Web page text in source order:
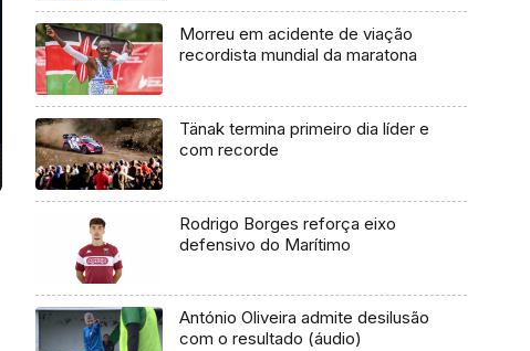
Morreu em acidente de viação
recordista mundial da maratona
Tänak termina primeiro dia líder e
com recorde
Rodrigo Borges reforça eixo
defensivo do Marítimo
António Oliveira admite desilusão
com o resultado (áudio)